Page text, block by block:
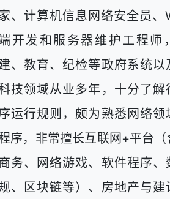
、计算机信息网络安全员、
开发和服务器维护工程师
、教育、纪检等政府系统以
技领域从业多年，十分了解
运行规则，颇为熟悉网络领
序，非常擅长互联网+平台（
务、网络游戏、软件程序、
、区块链等）、房地产与建